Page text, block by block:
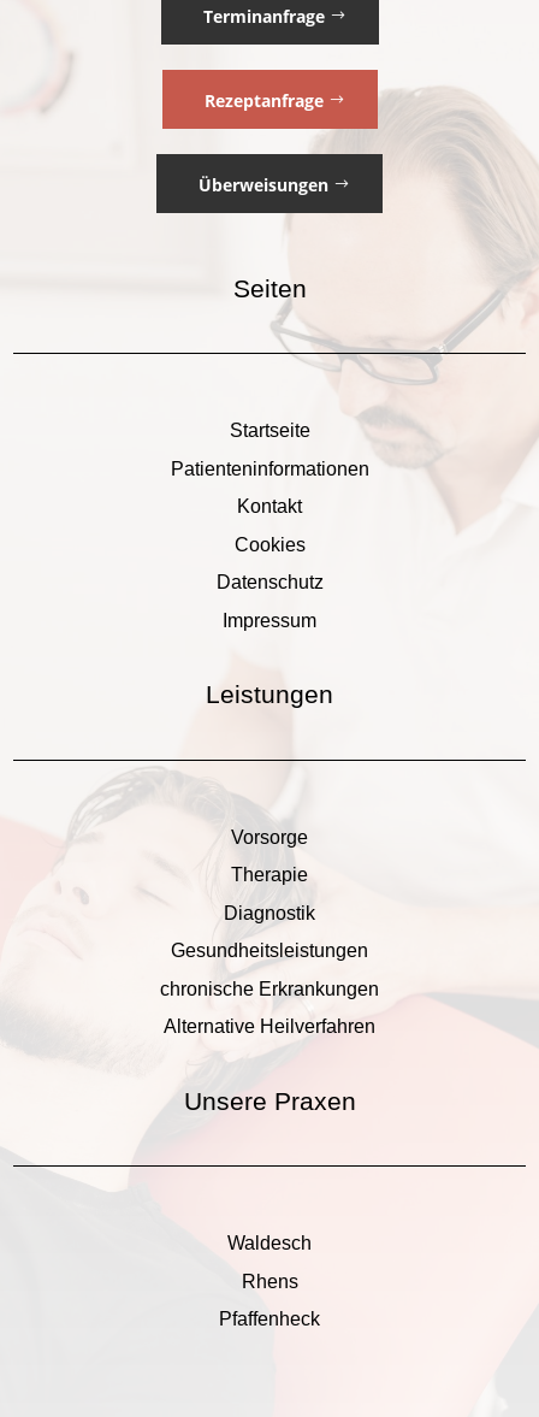
Terminanfrage
Rezeptanfrage
Überweisungen
Seiten
Startseite
Patienteninformationen
Kontakt
Cookies
Datenschutz
Impressum
Leistungen
Vorsorge
Therapie
Diagnostik
Gesundheitsleistungen
chronische Erkrankungen
Alternative Heilverfahren
Unsere Praxen
Waldesch
Rhens
Pfaffenheck